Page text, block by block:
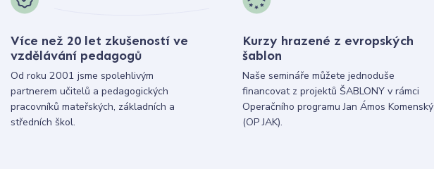
Více než 20 let zkušeností ve
vzdělávání pedagogů
Od roku 2001 jsme spolehlivým
partnerem učitelů a pedagogických
pracovníků mateřských, základních a
středních škol.
Kurzy hrazené z evropských
šablon
Naše semináře můžete jednoduše
financovat z projektů ŠABLONY v rámci
Operačního programu Jan Ámos Komenský
(OP JAK).